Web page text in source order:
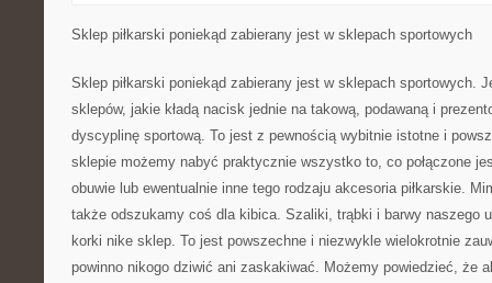
Sklep piłkarski poniekąd zabierany jest w sklepach sportowych
Sklep piłkarski poniekąd zabierany jest w sklepach sportowych.
sklepów, jakie kładą nacisk jednie na takową, podawaną i
dyscyplinę sportową. To jest z pewnością wybitnie istotne i
sklepie możemy nabyć praktycznie wszystko to, co połączone
obuwie lub ewentualnie inne tego rodzaju akcesoria piłkarskie.
także odszukamy coś dla kibica. Szaliki, trąbki i barwy naszego
korki nike sklep. To jest powszechne i niezwykle wielokrotnie
powinno nikogo dziwić ani zaskakiwać. Możemy powiedzieć, że